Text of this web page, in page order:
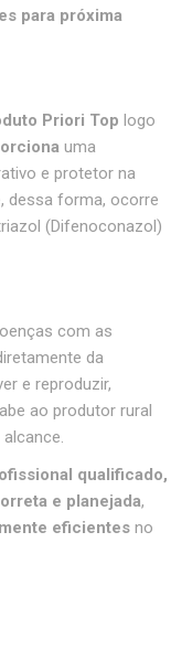
para próxima
Priori Top logo
uma
e protetor na
dessa forma, ocorre
(Difenoconazol)
com as
da
e reproduzir,
ao produtor rural
qualificado,
e planejada,
eficientes no